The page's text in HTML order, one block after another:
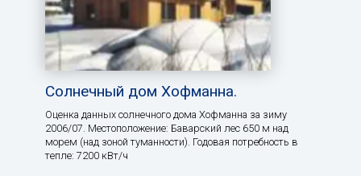
Солнечный дом Хофманна.
Оценка данных солнечного дома Хофманна за зиму
2006/07. Местоположение: Баварский лес 650 м над
морем (над зоной туманности). Годовая потребность в
тепле: 7200 кВт/ч